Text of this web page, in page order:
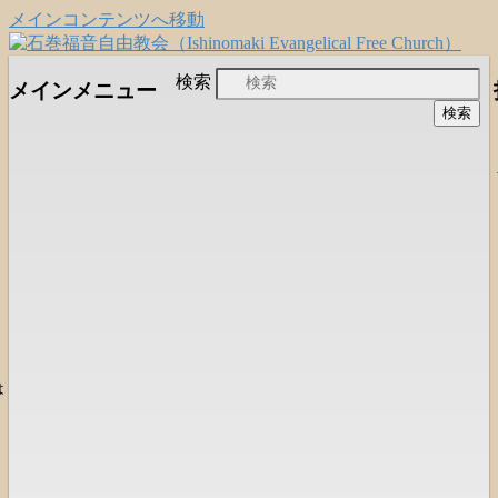
メインコンテンツへ移動
石巻福音自由教会
（Ishinomaki Evangelical Free
日本福音自由教会の有志による「石巻宣
教支援会」によって支えられる新しい
検索
メインメニュー